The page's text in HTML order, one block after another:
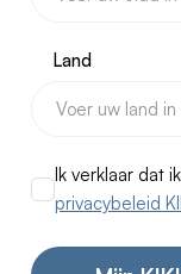
Land
Ik verklaar dat
privacybeleid